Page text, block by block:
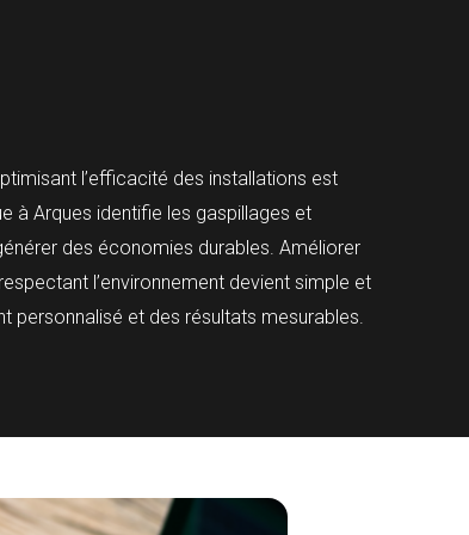
l’efficacité des installations est
à Arques identifie les gaspillages et
des économies durables. Améliorer
l’environnement devient simple et
personnalisé et des résultats mesurables.